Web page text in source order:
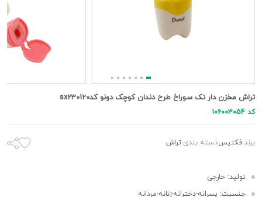
تراش مخزن دار تک سوراخ طرح دندان کوچک دونو کدsx230120
کد 106003054
برند:فکتیسدسته بندی:تراش
تولید: خارجی
جنسیت: پسرانه-دخترانه-زنانه-مردانه